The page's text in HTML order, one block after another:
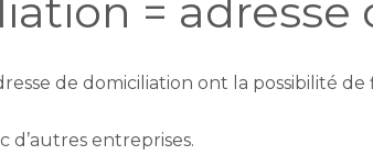
= adresse
de domiciliation ont la possibilité de
d’autres entreprises.